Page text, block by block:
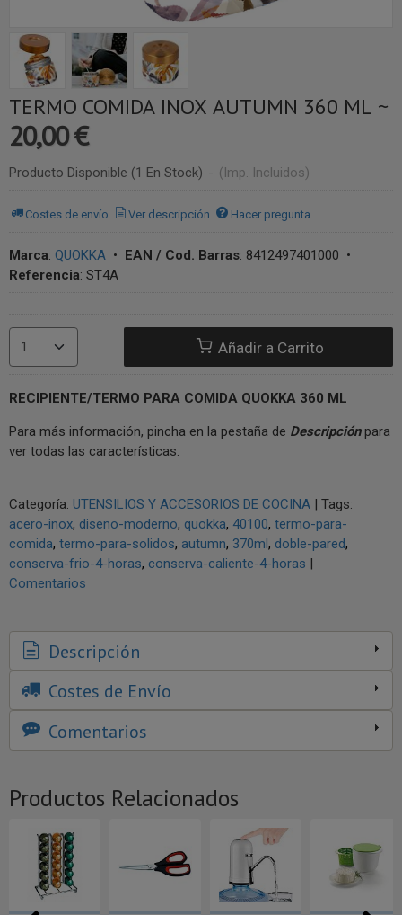
TERMO COMIDA INOX AUTUMN 360 ML ~
20,00 €
Producto Disponible (1 En Stock) - (Imp. Incluidos)
Costes de envío Ver descripción Hacer pregunta
Marca: QUOKKA • EAN / Cod. Barras: 8412497401000 •
Referencia: ST4A
Añadir a Carrito
RECIPIENTE/TERMO PARA COMIDA QUOKKA 360 ML
Para más información, pincha en la pestaña de Descripciónpara
ver todas las características.
Categoría: UTENSILIOS Y ACCESORIOS DE COCINA | Tags:
acero-inox diseno-moderno quokka 40100 termo-para-
comida termo-para-solidos autumn 370ml doble-pared
conserva-frio-4-horas conserva-caliente-4-horas |
Comentarios
Descripción
Costes de Envío
Comentarios
Productos Relacionados